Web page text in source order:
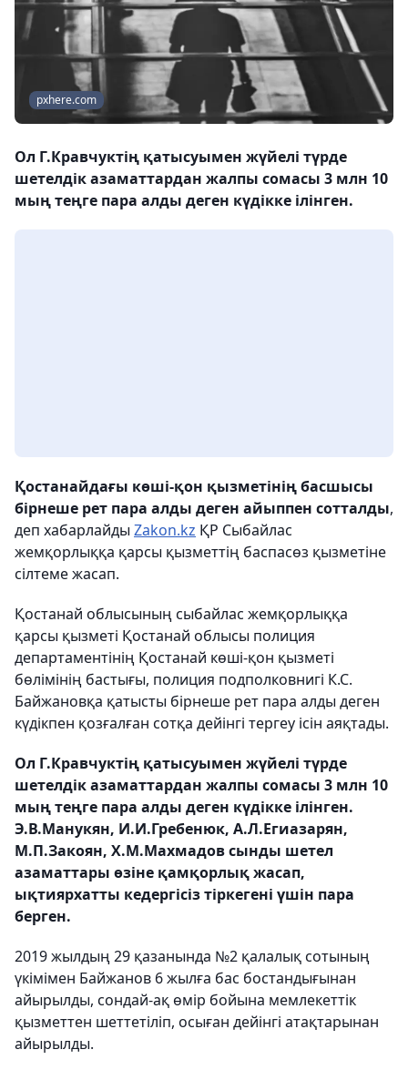
pxhere.com
Ол Г.Кравчуктің қатысуымен жүйелі түрде
шетелдік азаматтардан жалпы сомасы 3 млн 10
мың теңге пара алды деген күдікке ілінген.
Қостанайдағы көші-қон қызметінің басшысы
бірнеше рет пара алды деген айыппен сотталды,
деп хабарлайды Zakon.kz ҚР Сыбайлас
жемқорлыққа қарсы қызметтің баспасөз қызметіне
сілтеме жасап.
Қостанай облысының сыбайлас жемқорлыққа
қарсы қызметі Қостанай облысы полиция
департаментінің Қостанай көші-қон қызметі
бөлімінің бастығы, полиция подполковнигі К.С.
Байжановқа қатысты бірнеше рет пара алды деген
күдікпен қозғалған сотқа дейінгі тергеу ісін аяқтады.
Ол Г.Кравчуктің қатысуымен жүйелі түрде
шетелдік азаматтардан жалпы сомасы 3 млн 10
мың теңге пара алды деген күдікке ілінген.
Э.В.Манукян, И.И.Гребенюк, А.Л.Егиазарян,
М.П.Закоян, Х.М.Махмадов сынды шетел
азаматтары өзіне қамқорлық жасап,
ықтиярхатты кедергісіз тіркегені үшін пара
берген.
2019 жылдың 29 қазанында №2 қалалық сотының
үкімімен Байжанов 6 жылға бас бостандығынан
айырылды, сондай-ақ өмір бойына мемлекеттік
қызметтен шеттетіліп, осыған дейінгі атақтарынан
айырылды.